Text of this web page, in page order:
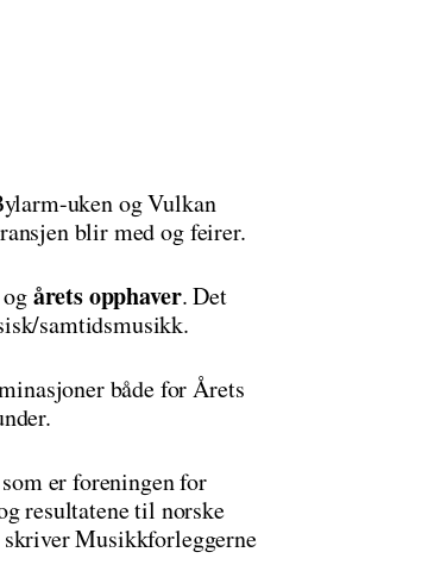
uken og Vulkan
blir med og feirer.
årets opphaver. Det
samtidsmusikk.
både for Årets
er foreningen for
resultatene til norske
Musikkforleggerne